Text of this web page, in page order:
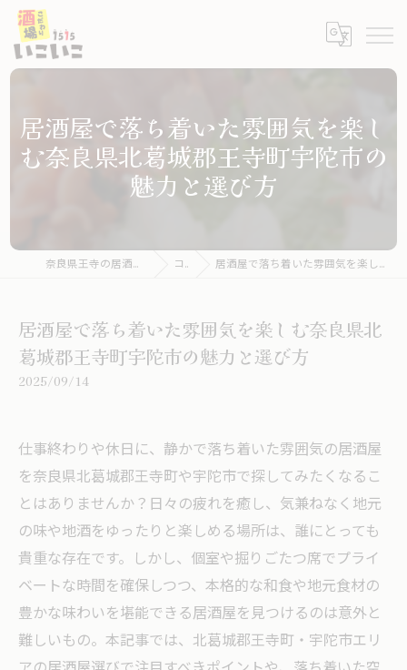
居酒屋で落ち着いた雰囲気を楽し
む奈良県北葛城郡王寺町宇陀市の
魅力と選び方
奈良県王寺の居酒屋ならこだわり酒場いこいこ コラム 居酒屋で落ち着いた雰囲気を楽しむ奈良県北葛城郡王寺町宇陀市の魅力と選び方
居酒屋で落ち着いた雰囲気を楽しむ奈良県北
葛城郡王寺町宇陀市の魅力と選び方
2025/09/14
仕事終わりや休日に、静かで落ち着いた雰囲気の居酒屋
を奈良県北葛城郡王寺町や宇陀市で探してみたくなるこ
とはありませんか？日々の疲れを癒し、気兼ねなく地元
の味や地酒をゆったりと楽しめる場所は、誰にとっても
貴重な存在です。しかし、個室や掘りごたつ席でプライ
ベートな時間を確保しつつ、本格的な和食や地元食材の
豊かな味わいを堪能できる居酒屋を見つけるのは意外と
難しいもの。本記事では、北葛城郡王寺町・宇陀市エリ